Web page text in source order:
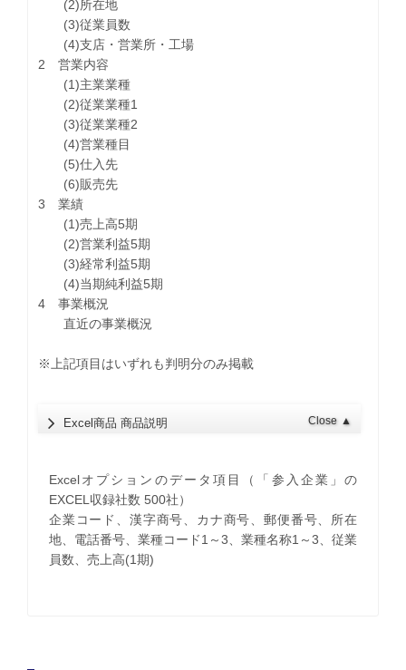
(2)所在地
(3)従業員数
(4)支店・営業所・工場
2 営業内容
(1)主業業種
(2)従業業種1
(3)従業業種2
(4)営業種目
(5)仕入先
(6)販売先
3 業績
(1)売上高5期
(2)営業利益5期
(3)経常利益5期
(4)当期純利益5期
4 事業概況
直近の事業概況
※上記項目はいずれも判明分のみ掲載
Excel商品 商品説明 Close ▲
Excelオプションのデータ項目（「参入企業」の
EXCEL収録社数 500社）
企業コード、漢字商号、カナ商号、郵便番号、所在
地、電話番号、業種コード1～3、業種名称1～3、従業
員数、売上高(1期)